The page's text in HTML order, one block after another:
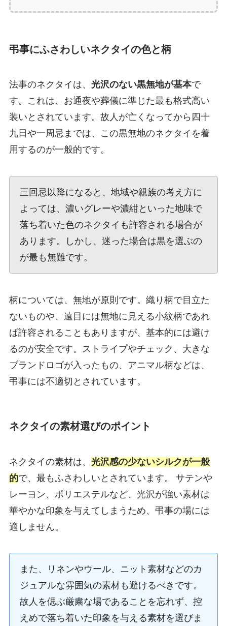
弔事にふさわしいネクタイの色と柄
法事のネクタイは、 光沢のない黒無地が基本で
す。これは、お通夜や葬儀に準じた最も格式高い
装いとされています。故人が亡くなってから四十
九日や一周忌までは、この黒無地のネクタイを着
用するのが一般的です。
三回忌以降になると、地域や親族の考え方に
よっては、濃いグレーや濃紺といった地味で
落ち着いた色のネクタイも許容される場合が
あります。しかし、迷った場合は黒を選ぶの
が最も無難です。
柄については、無地が原則です。織り柄で目立た
ないものや、遠目には無地に見える小紋柄であれ
ば許容されることもありますが、基本的には避け
るのが安全です。ストライプやチェック、大きな
ブランドロゴが入ったもの、アニマル柄などは、
弔事には不適切とされています。
ネクタイの素材選びのポイント
ネクタイの素材は、 光沢感の少ないシルクが一般
的で、最もふさわしいとされています。 サテンや
レーヨン、ポリエステルなど、光沢が強い素材は
華やかな印象を与えてしまうため、弔事の場には
適しません。
また、リネンやウール、ニット素材などのカ
ジュアルな雰囲気の素材も避けるべきです。
故人を偲ぶ厳粛な場であることを忘れず、控
えめで落ち着いた印象を与える素材を選びま